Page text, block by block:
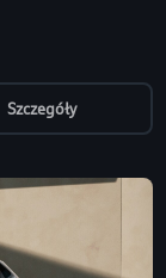
Szczegóły